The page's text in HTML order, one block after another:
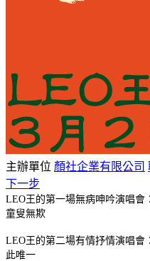
主辦單位 顏社企業有限公司
下一步
LEO王的第一場無病呻吟演唱會
童叟無欺
LEO王的第二場有情抒情演唱會
此唯一